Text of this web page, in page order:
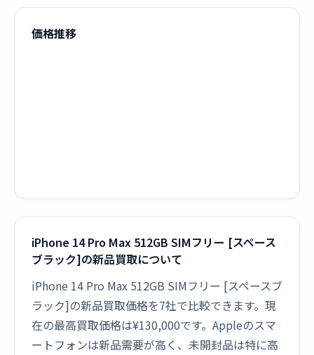
価格推移
iPhone 14 Pro Max 512GB SIMフリー [スペース
ブラック]の新品買取について
iPhone 14 Pro Max 512GB SIMフリー [スペースブ
ラック]の新品買取価格を7社で比較できます。現
在の最高買取価格は¥130,000です。Appleのスマ
ートフォンは新品需要が高く、未開封品は特に高